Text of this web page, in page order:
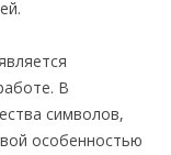
В
символов,
особенностью